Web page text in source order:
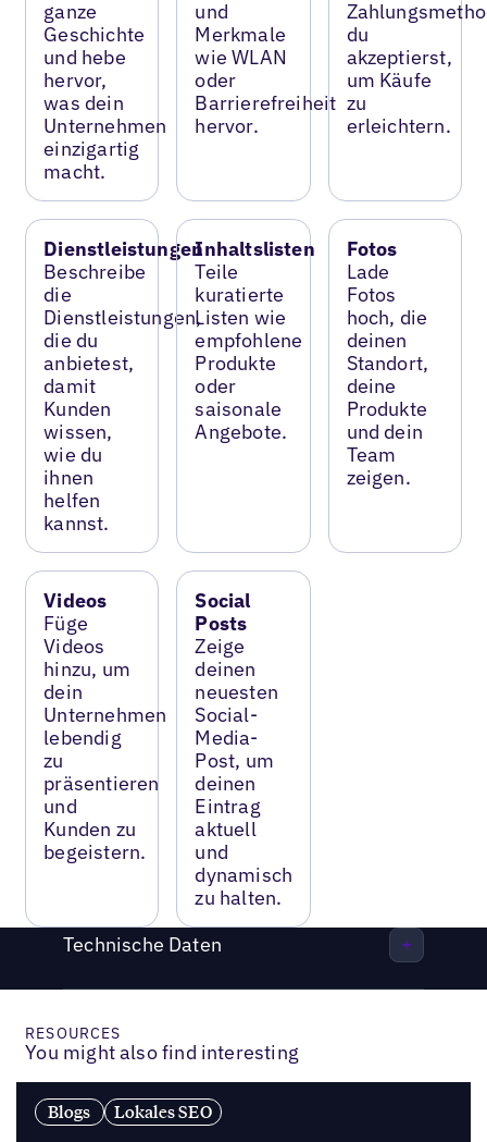
ganze
Geschichte
und hebe
hervor,
was dein
Unternehmen
einzigartig
macht.
und
Merkmale
wie WLAN
oder
Barrierefreiheit
hervor.
du
akzeptierst,
um Käufe
zu
erleichtern.
Dienstleistungen
Beschreibe
die
Dienstleistungen,
die du
anbietest,
damit
Kunden
wissen,
wie du
ihnen
helfen
kannst.
Inhaltslisten
Teile
kuratierte
Listen wie
empfohlene
Produkte
oder
saisonale
Angebote.
Fotos
Lade
Fotos
hoch, die
deinen
Standort,
deine
Produkte
und dein
Team
zeigen.
Videos
Füge
Videos
hinzu, um
dein
Unternehmen
lebendig
zu
präsentieren
und
Kunden zu
begeistern.
Social
Posts
Zeige
deinen
neuesten
Social-
Media-
Post, um
deinen
Eintrag
aktuell
und
dynamisch
zu halten.
Technische Daten
RESOURCES
You might also find interesting
Blogs Lokales SEO